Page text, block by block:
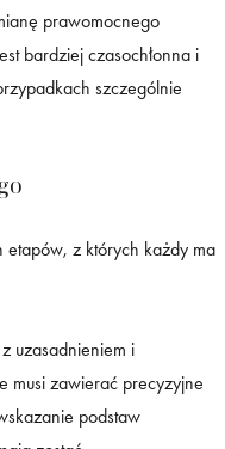
prawomocnego
bardziej czasochłonna i
szczególnie
etapów, z których każdy ma
uzasadnieniem i
musi zawierać precyzyjne
podstaw